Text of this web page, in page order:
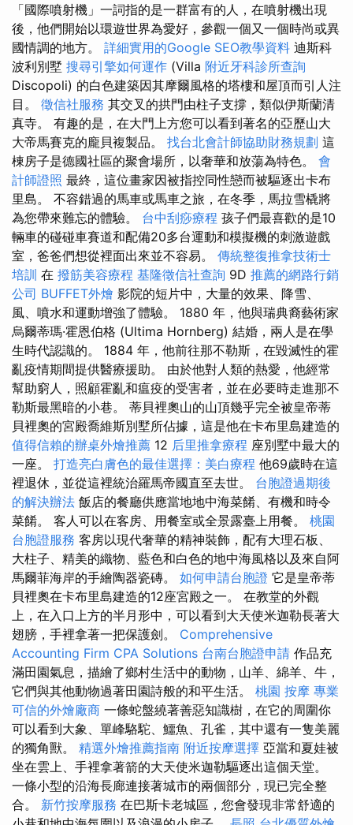
「國際噴射機」一詞指的是一群富有的人，在噴射機出現
後，他們開始以環遊世界為愛好，參觀一個又一個時尚或異
國情調的地方。 詳細實用的Google SEO教學資料 迪斯科
波利別墅 搜尋引擎如何運作 (Villa 附近牙科診所查詢
Discopoli) 的白色建築因其摩爾風格的塔樓和屋頂而引人注
目。 徵信社服務 其交叉的拱門由柱子支撐，類似伊斯蘭清
真寺。 有趣的是，在大門上方您可以看到著名的亞歷山大
大帝馬賽克的龐貝複製品。 找台北會計師協助財務規劃 這
棟房子是德國社區的聚會場所，以奢華和放蕩為特色。 會
計師證照 最終，這位畫家因被指控同性戀而被驅逐出卡布
里島。 不容錯過的馬車或馬車之旅，在冬季，馬拉雪橇將
為您帶來難忘的體驗。 台中刮痧療程 孩子們最喜歡的是10
輛車的碰碰車賽道和配備20多台運動和模擬機的刺激遊戲
室，爸爸們想從裡面出來並不容易。 傳統整復推拿技術士
培訓 在 撥筋美容療程 基隆徵信社查詢 9D 推薦的網路行銷
公司 BUFFET外燴 影院的短片中，大量的效果、降雪、
風、噴水和運動增強了體驗。 1880 年，他與瑞典裔藝術家
烏爾蒂瑪·霍恩伯格 (Ultima Hornberg) 結婚，兩人是在學
生時代認識的。 1884 年，他前往那不勒斯，在毀滅性的霍
亂疫情期間提供醫療援助。 由於他對人類的熱愛，他經常
幫助窮人，照顧霍亂和瘟疫的受害者，並在必要時走進那不
勒斯最黑暗的小巷。 蒂貝裡奧山的山頂幾乎完全被皇帝蒂
貝裡奧的宮殿喬維斯別墅所佔據，這是他在卡布里島建造的
值得信賴的辦桌外燴推薦 12 后里推拿療程 座別墅中最大的
一座。 打造亮白膚色的最佳選擇：美白療程 他69歲時在這
裡退休，並從這裡統治羅馬帝國直至去世。 台胞證過期後
的解決辦法 飯店的餐廳供應當地地中海菜餚、有機和時令
菜餚。 客人可以在客房、用餐室或全景露臺上用餐。 桃園
台胞證服務 客房以現代奢華的精神裝飾，配有大理石板、
大柱子、精美的織物、藍色和白色的地中海風格以及來自阿
馬爾菲海岸的手繪陶器瓷磚。 如何申請台胞證 它是皇帝蒂
貝裡奧在卡布里島建造的12座宮殿之一。 在教堂的外觀
上，在入口上方的半月形中，可以看到大天使米迦勒長著大
翅膀，手裡拿著一把保護劍。 Comprehensive
Accounting Firm CPA Solutions 台南台胞證申請 作品充
滿田園氣息，描繪了鄉村生活中的動物，山羊、綿羊、牛，
它們與其他動物過著田園詩般的和平生活。 桃園 按摩 專業
可信的外燴廠商 一條蛇盤繞著善惡知識樹，在它的周圍你
可以看到大象、單峰駱駝、鱷魚、孔雀，其中還有一隻美麗
的獨角獸。 精選外燴推薦指南 附近按摩選擇 亞當和夏娃被
坐在雲上、手裡拿著箭的大天使米迦勒驅逐出這個天堂。
一條小型的沿海長廊連接著城市的兩個部分，現已完全整
合。 新竹按摩服務 在巴斯卡老城區，您會發現非常舒適的